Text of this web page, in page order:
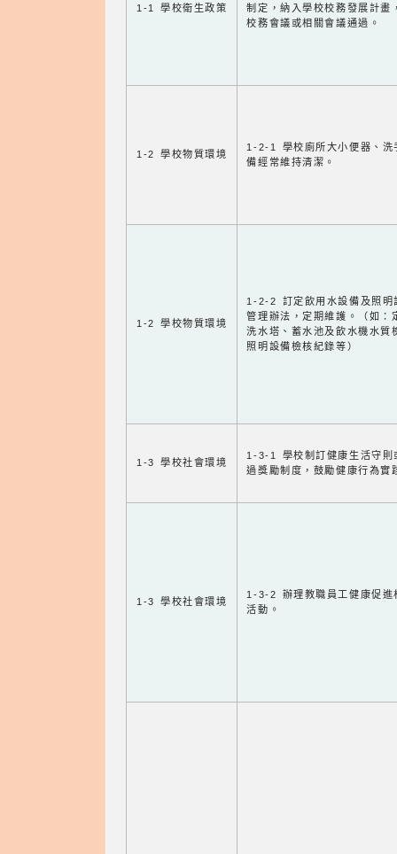
1-1 學校衛生政策
制定，納入學校校務發展計畫
校務會議或相關會議通過。
1-2 學校物質環境
1-2-1 學校廁所大小便器、洗
備經常維持清潔。
1-2 學校物質環境
1-2-2 訂定飲用水設備及照明
管理辦法，定期維護。（如：
洗水塔、蓄水池及飲水機水質
照明設備檢核紀錄等）
1-3 學校社會環境
1-3-1 學校制訂健康生活守則
過獎勵制度，鼓勵健康行為實
1-3 學校社會環境
1-3-2 辦理教職員工健康促進
活動。